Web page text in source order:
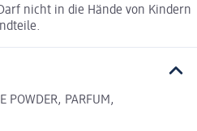
nicht in die Hände von Kindern
POWDER, PARFUM,